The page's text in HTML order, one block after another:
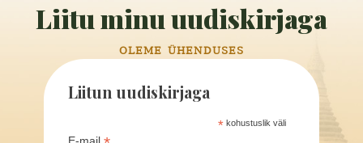
Liitu minu uudiskirjaga
OLEME ÜHENDUSES
Liitun uudiskirjaga
*kohustuslik väli